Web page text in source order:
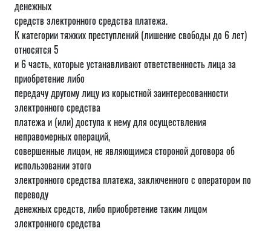
денежных
средств электронного средства платежа.
К категории тяжких преступлений (лишение свободы до 6 лет)
относятся 5
и 6 часть, которые устанавливают ответственность лица за
приобретение либо
передачу другому лицу из корыстной заинтересованности
электронного средства
платежа и (или) доступа к нему для осуществления
неправомерных операций,
совершенные лицом, не являющимся стороной договора об
использовании этого
электронного средства платежа, заключенного с оператором по
переводу
денежных средств, либо приобретение таким лицом
электронного средства